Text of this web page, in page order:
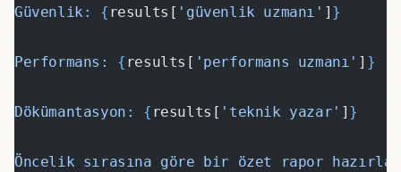
Güvenlik: { results[ 'güvenlik uzmanı' ] }
Performans: { results[ 'performans uzmanı' ] }
Dökümantasyon: { results[ 'teknik yazar' ] }
Öncelik sırasına göre bir özet rapor hazırla.